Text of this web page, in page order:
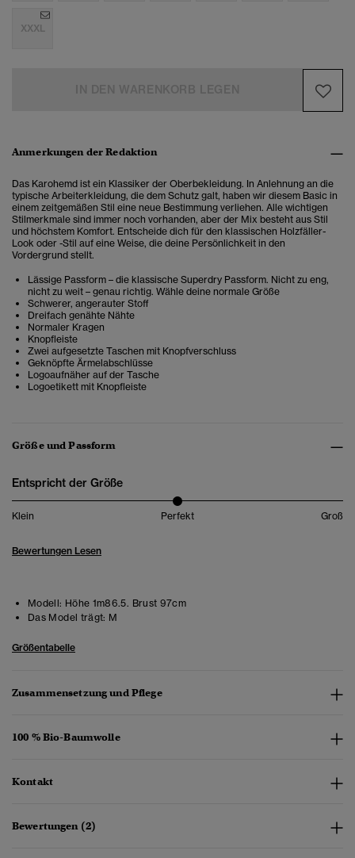
XXXL
Anmerkungen der Redaktion
Das Karohemd ist ein Klassiker der Oberbekleidung. In Anlehnung an die
typische Arbeiterkleidung, die dem Schutz galt, haben wir diesem Basic in
einem zeitgemäßen Stil eine neue Bestimmung verliehen. Alle wichtigen
Stilmerkmale sind immer noch vorhanden, aber der Mix besteht aus Stil
und höchstem Komfort. Entscheide dich für den klassischen Holzfäller-
Look oder -Stil auf eine Weise, die deine Persönlichkeit in den
Vordergrund stellt.
Lässige Passform – die klassische Superdry Passform. Nicht zu eng,
nicht zu weit – genau richtig. Wähle deine normale Größe
Schwerer, angerauter Stoff
Dreifach genähte Nähte
Normaler Kragen
Knopfleiste
Zwei aufgesetzte Taschen mit Knopfverschluss
Geknöpfte Ärmelabschlüsse
Logoaufnäher auf der Tasche
Logoetikett mit Knopfleiste
Größe und Passform
Entspricht der Größe
Klein Perfekt Groß
Bewertungen Lesen
Modell: Höhe 1m86.5. Brust 97cm
Das Model trägt: M
Größentabelle
Zusammensetzung und Pflege
100 % Bio-Baumwolle
Kontakt
Bewertungen (2)